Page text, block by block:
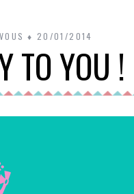
20/01/2014
TO YOU !